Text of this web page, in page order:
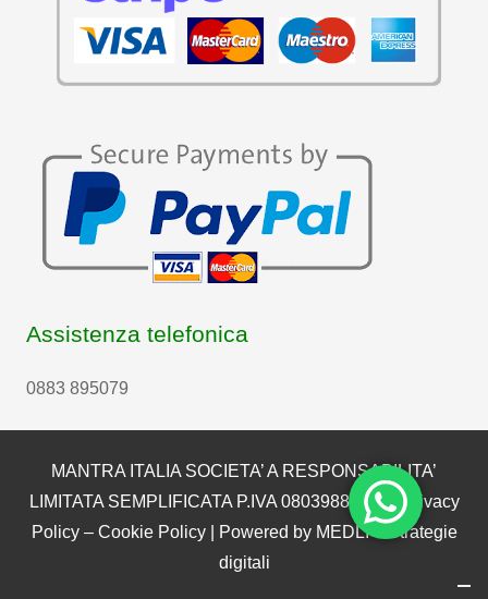
Assistenza telefonica
0883 895079
MANTRA ITALIA SOCIETA’ A RESPONSABILITA’
LIMITATA SEMPLIFICATA P.IVA 08039880722 | Privacy
Policy– Cookie Policy| Powered by MEDLI – Strategie
digitali